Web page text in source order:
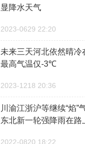
显降水天气
2023-0629 22:20
未来三天河北依然晴冷
最高气温仅-3℃
2023-1218 20:36
川渝江浙沪等继续“焰”
东北新一轮强降雨在路
2022-0820 18:22